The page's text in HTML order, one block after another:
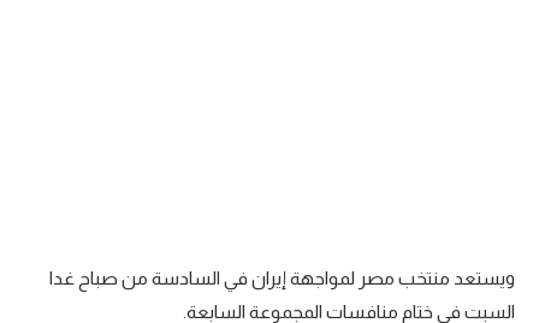
سعودي في الجول
ويستعد منتخب مصر لمواجهة إيران في السادسة من صباح غدا
السبت في ختام منافسات المجموعة السابعة.